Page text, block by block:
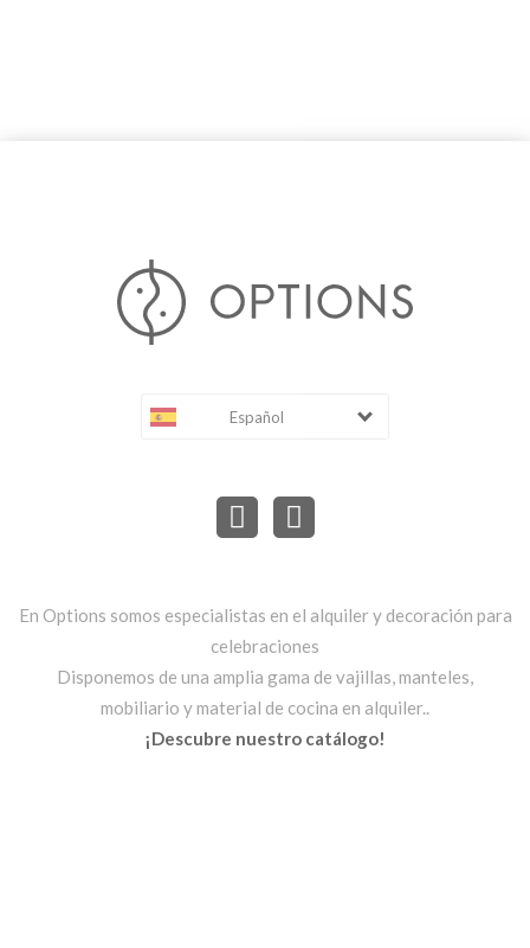
Español
En Options somos especialistas en el alquiler y decoración para
celebraciones
Disponemos de una amplia gama de vajillas, manteles,
mobiliario y material de cocina en alquiler..
¡Descubre nuestro catálogo!